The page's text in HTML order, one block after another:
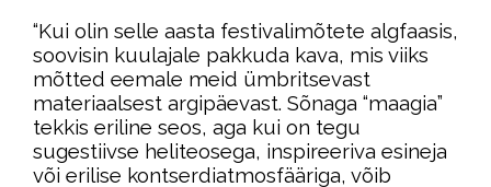
“Kui olin selle aasta festivalimõtete algfaasis,
soovisin kuulajale pakkuda kava, mis viiks
mõtted eemale meid ümbritsevast
materiaalsest argipäevast. Sõnaga “maagia”
tekkis eriline seos, aga kui on tegu
sugestiivse heliteosega, inspireeriva esineja
või erilise kontserdiatmosfääriga, võib